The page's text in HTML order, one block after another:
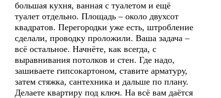
большая кухня, ванная с туалетом и ещё
туалет отдельно. Площадь – около двухсот
квадратов. Перегородки уже есть, штробление
сделали, проводку проложили. Ваша задача –
всё остальное. Начнёте, как всегда, с
выравнивания потолков и стен. Где надо,
зашиваете гипсокартоном, ставите арматуру,
затем стяжка, сантехника и дальше по плану.
Делаете квартиру под ключ. На всё вам даётся